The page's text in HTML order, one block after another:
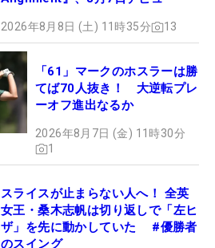
2026年8月8日 (土) 11時35分 13
「61」マークのホスラーは勝
てば70人抜き！ 大逆転プレ
ーオフ進出なるか
2026年8月7日 (金) 11時30分
1
スライスが止まらない人へ！ 全英
女王・桑木志帆は切り返しで「左ヒ
ザ」を先に動かしていた #優勝者
のスイング